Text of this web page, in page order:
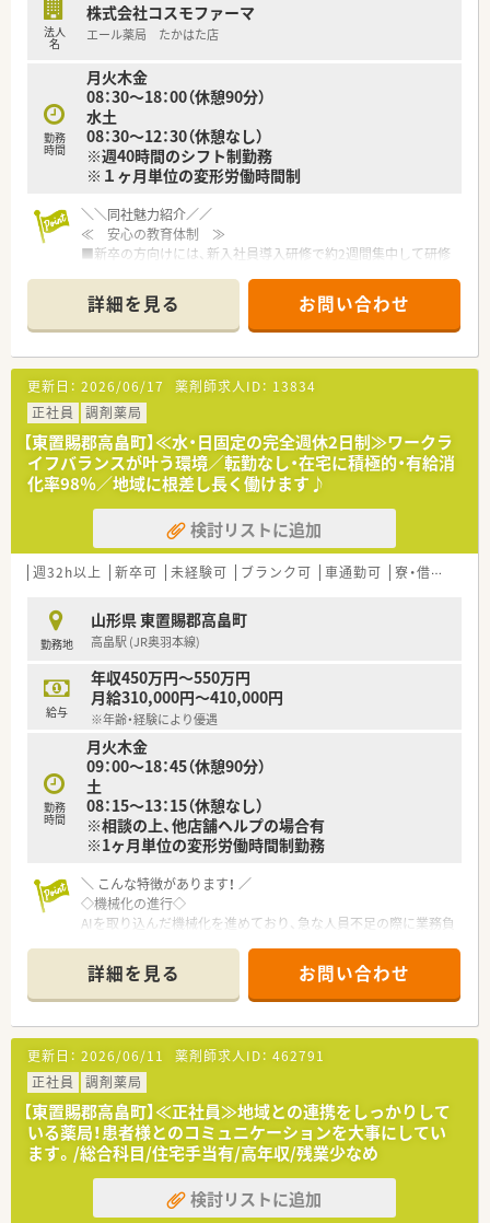
法人
名
株式会社コスモファーマ
エール薬局 たかはた店
勤務
時間
月火木金
08：30～18：00（休憩90分）
水土
08：30～12：30（休憩なし）
※週40時間のシフト制勤務
※１ヶ月単位の変形労働時間制
＼＼同社魅力紹介／／
≪ 安心の教育体制 ≫
■新卒の方向けには、新入社員導入研修で約2週間集中して研修
■その後フォロー研修やスキルアップ勉強会もございます。
※中途入社の方は、OJT研修として店舗の先輩社員から教えてい
ただきながら、業務を覚えていただきます！
■社外研修として、ファーマシーセミナーや日本薬剤師会主催の
研修会・学術大会にご希望がある方はご参加いただけます。
≪ 長く働ける環境 ≫
◆有給休暇の取得や育児休暇など、従業員の皆さんが長く働ける
環境を整えております。
◆シフトは本社が作成しており、店舗全体のバランスを見て、無
理のない人数体制で勤務できるよう調整しております。
◆お互い様の風土が根付けており、有給休暇の取得率が80％以
上と高水準です。
◆育児休暇取得率は90％以上で、男性の育休実績もあり、お仕事
とプライベートの両立が図れる環境です。
≪ 企業について ≫
福島県郡山市に本社をおき、福島県を中心とし多数店舗展開して
いる薬局です。
地域に根ざした店舗展開をベースに、地域医療に開かれた薬局作
りを目指しています。
同じエリアに複数店舗があることが多く、通勤範囲内でさまざま
な経験を積んでいただけます。
≪ 店舗の特長 ≫
JR高畠駅から徒歩5分圏内でお車通勤でも電車でも通勤しやす
い立地です！
新幹線停車駅ですので県外からお越しの方も帰省しやすい環境
です。
サポート体制も整っています。
≪ こんな方にオススメ ≫
ている方
★ライフステージに合わせて長く働きたい方
★様々な店舗で幅広く学びたい方
詳細を見る お問い合わせ
更新日： 2026/06/17 薬剤師求人ID： 13834
正社員
調剤薬局
【東置賜郡高畠町】≪水・日固定の完全週休2日制≫ワークラ
イフバランスが叶う環境／転勤なし・在宅に積極的・有給消
化率98％／地域に根差し長く働けます♪
検討リストに追加
週32h以上 新卒可 未経験可 ブランク可 車通勤可 寮・借上社宅あり
勤務地
山形県 東置賜郡高畠町
高畠駅 (JR奥羽本線)
給与
年収450万円～550万円
月給310,000円～410,000円
※年齢・経験により優遇
勤務
時間
月火木金
09：00～18：45（休憩90分）
土
08：15～13：15（休憩なし）
※相談の上、他店舗ヘルプの場合有
※1ヶ月単位の変形労働時間制勤務
＼ こんな特徴があります！ ／
◇機械化の進行◇
AIを取り込んだ機械化を進めており、急な人員不足の際に業務負
働きやすい環境づくりを重視しています。
◆在宅医療への積極参加◆
新規契約は増加傾向にありますが、まだまだ取り組みが及んでい
ない店舗もあるため、
同社では「在宅支援チーム」を設けており、在宅への疑問や契約
取得のサポートを行っています。
◇『一緒に成長する』ための研修制度◇
同社では医療事務の方と一緒に研修を行ってるのが特徴の1つ
で、一緒に働く意識を持つために行っています。
そのため、同期との関係をしっかり築くことが出来ます。
他にも、海外研修や介護施設への研修も行っており、これからま
た開催する予定です。
詳細を見る お問い合わせ
更新日： 2026/06/11 薬剤師求人ID： 462791
正社員
調剤薬局
【東置賜郡高畠町】≪正社員≫地域との連携をしっかりして
いる薬局！患者様とのコミュニケーションを大事にしてい
ます。/総合科目/住宅手当有/高年収/残業少なめ
検討リストに追加